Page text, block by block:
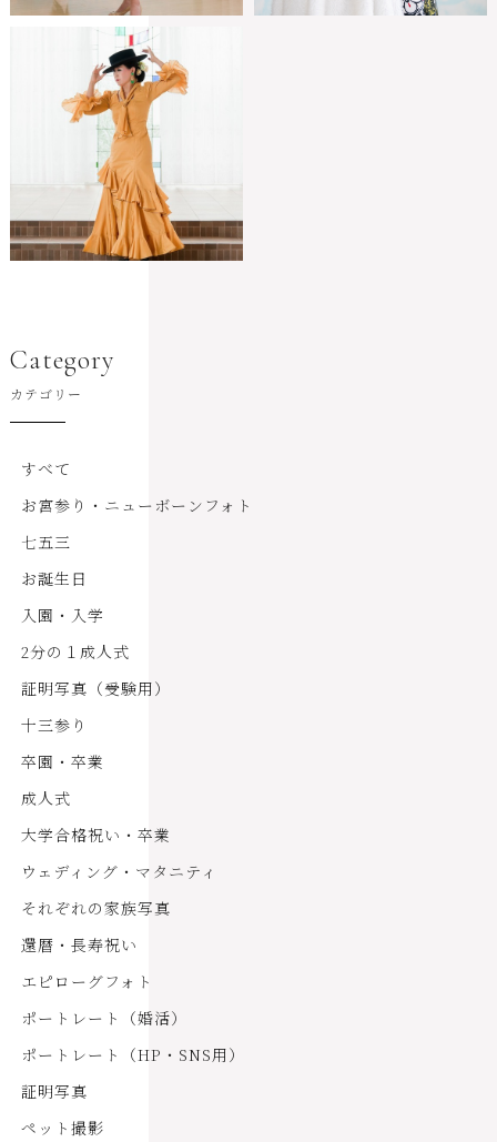
Category
カテゴリー
すべて
お宮参り・ニューボーンフォト
七五三
お誕生日
入園・入学
2分の１成人式
証明写真（受験用）
十三参り
卒園・卒業
成人式
大学合格祝い・卒業
ウェディング・マタニティ
それぞれの家族写真
還暦・長寿祝い
エピローグフォト
ポートレート（婚活）
ポートレート（HP・SNS用）
証明写真
ペット撮影